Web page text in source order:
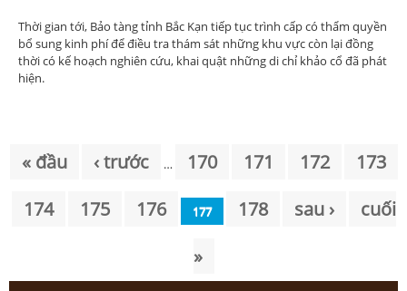
Thời gian tới, Bảo tàng tỉnh Bắc Kạn tiếp tục trình cấp có thẩm quyền
bổ sung kinh phí để điều tra thám sát những khu vực còn lại đồng
thời có kế hoạch nghiên cứu, khai quật những di chỉ khảo cổ đã phát
hiện.
Trang
« đầu ‹ trước … 170 171 172
173
174
175 176 177 178 sau ›
cuối
»